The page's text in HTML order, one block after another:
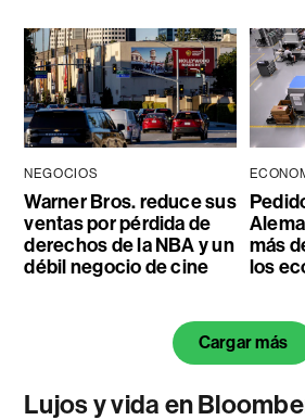
NEGOCIOS
Warner Bros. reduce sus
ventas por pérdida de
derechos de la NBA y un
débil negocio de cine
más
los
Cargar más
Lujos y vida en